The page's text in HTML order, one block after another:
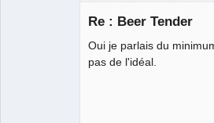
Re : Beer Tender
Oui je parlais du
pas de l'idéal.